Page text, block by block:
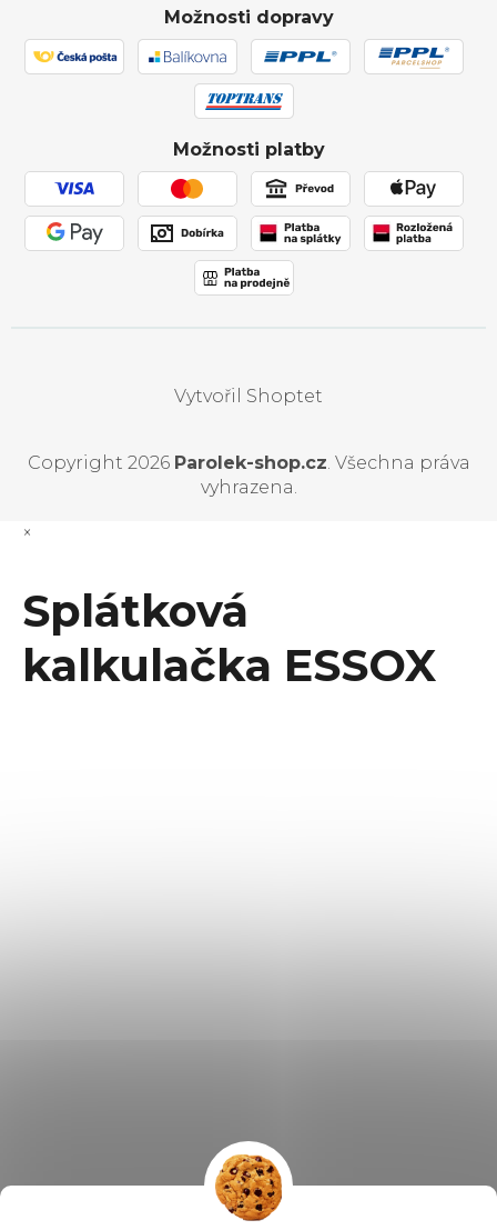
Individuální cenová nabídka
Reklamace a vrácení zboží
Zásilka přišla poškozena
Hodnocení obchodu
Affiliate program
Používání souborů cookies
Truhlářství
Možnosti dopravy
Možnosti platby
Vytvořil Shoptet
Copyright 2026 Parolek-shop.cz. Všechna práva
vyhrazena.
×
Splátková
kalkulačka ESSOX